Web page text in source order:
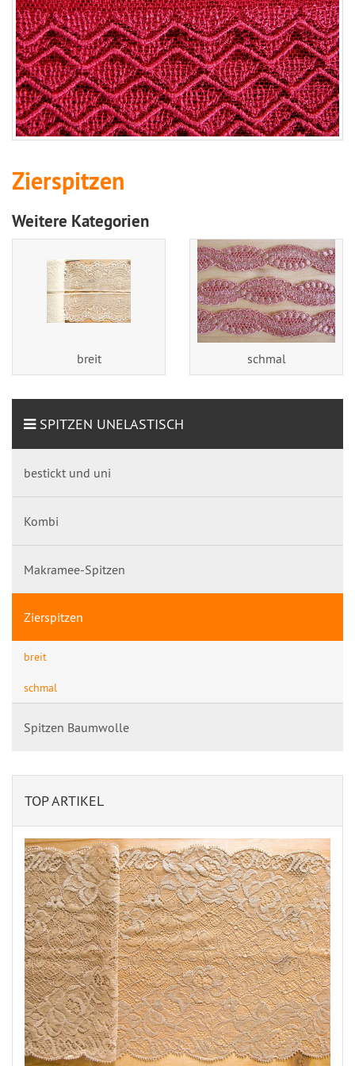
Zierspitzen
Weitere Kategorien
breit schmal
SPITZEN UNELASTISCH
bestickt und uni
Kombi
Makramee-Spitzen
Zierspitzen
breit
schmal
Spitzen Baumwolle
TOP ARTIKEL